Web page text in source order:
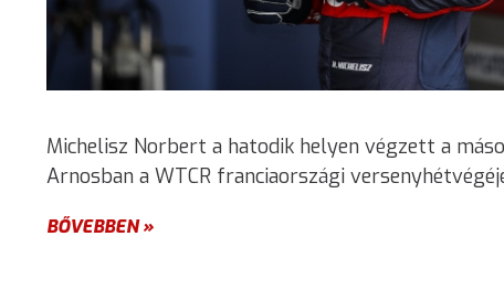
Michelisz Norbert a hatodik helyen végzett a
Arnosban a WTCR franciaországi
BŐVEBBEN »